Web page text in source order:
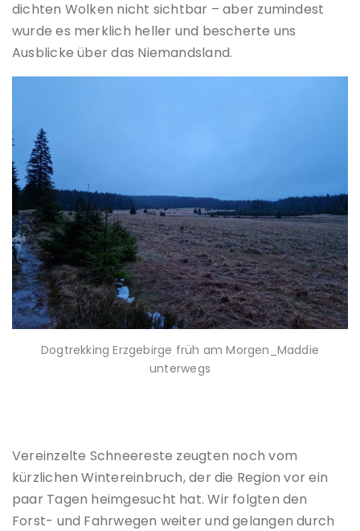
dichten Wolken nicht sichtbar – aber zumindest
wurde es merklich heller und bescherte uns
Ausblicke über das Niemandsland.
Dogtrekking Erzgebirge früh am Morgen_Maddie
unterwegs
Vereinzelte Schneereste zeugten noch vom
kürzlichen Wintereinbruch, der die Region vor ein
paar Tagen heimgesucht hat. Wir folgten den
Forst- und Fahrwegen weiter und gelangen durch